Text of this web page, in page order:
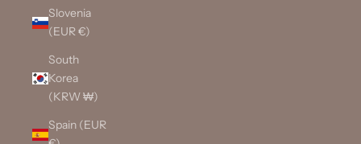
Slovenia
(EUR €)
South
Korea
(KRW ₩)
Spain (EUR